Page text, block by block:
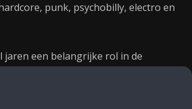
punk, psychobilly, electro en
jaren een belangrijke rol in de